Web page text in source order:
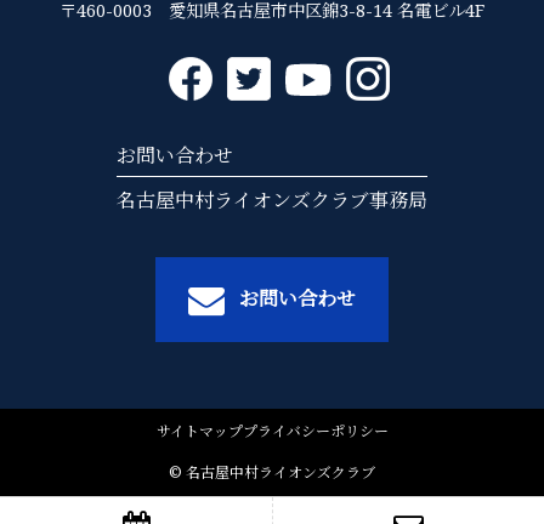
〒460-0003 愛知県名古屋市中区錦3-8-14 名電ビル4F
お問い合わせ
名古屋中村ライオンズクラブ事務局
お問い合わせ
サイトマッププライバシーポリシー
© 名古屋中村ライオンズクラブ